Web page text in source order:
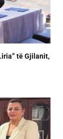
të Gjilanit,